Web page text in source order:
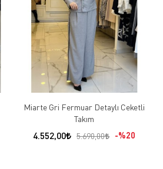
Miarte Gri Fermuar Detaylı Ceketli
Takım
4.552,00 5.690,00 %20